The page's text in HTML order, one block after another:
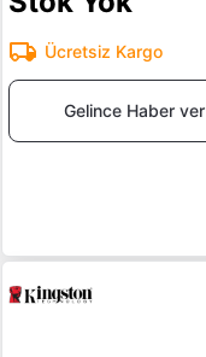
Ücretsiz Kargo
Gelince Haber ver